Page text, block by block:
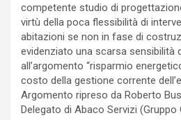
competente studio di
virtù della poca flessibilità di
abitazioni se non in fase di
evidenziato una scarsa sensibilità
all’argomento “risparmio
costo della gestione corrente
Argomento ripreso da Roberto
Delegato di Abaco Servizi (Gruppo